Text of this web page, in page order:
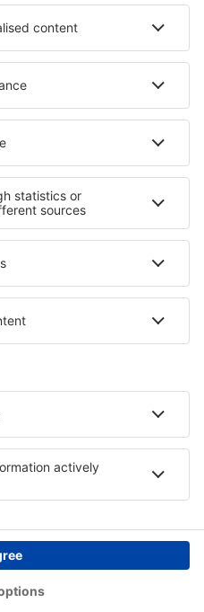
Nochistlan de Mejia
Normandie
Hotels in Provence
Nationalpark Gauja
in Arwa
Alle Rechte vorbehalten.